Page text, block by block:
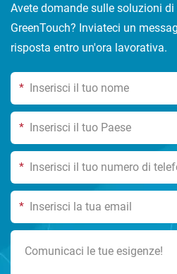
Avete domande sulle soluzioni
GreenTouch? Inviateci un
risposta entro un'ora lavorativa.
*
*
*
*